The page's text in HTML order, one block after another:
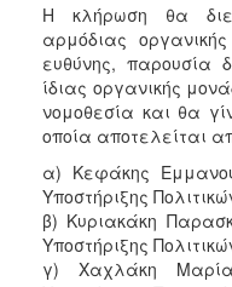
Η κλήρωση θα
αρμόδιας
ευθύνης, παρουσία
ίδιας οργανικής
νομοθεσία και θα
οποία αποτελείται
α) Κεφάκης
Υποστήριξης
β) Κυριακάκη
Υποστήριξης
γ) Χαχλάκη